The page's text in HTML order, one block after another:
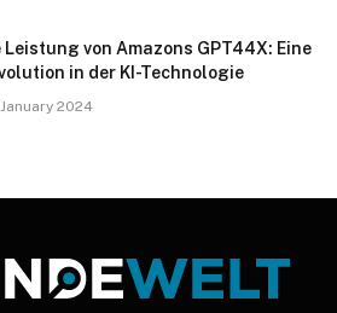
Leistung von Amazons GPT44X: Eine
in der KI-Technologie
2024